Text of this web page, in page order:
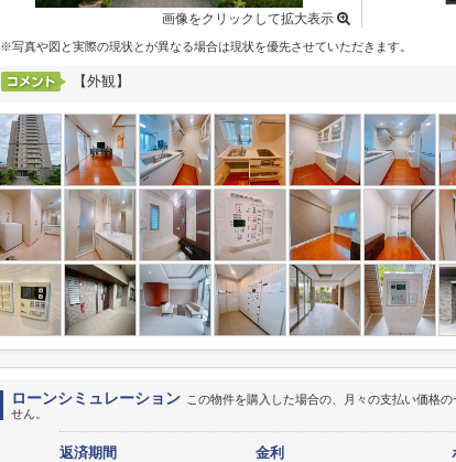
画像をクリックして拡大表示
※写真や図と実際の現状とが異なる場合は現状を優先させていただきます。
【外観】
ローンシミュレーション この物件を購入した場合の、月々の支払い価格
せん。
返済期間 金利